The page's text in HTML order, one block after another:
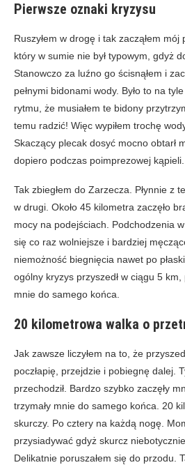
Pierwsze oznaki kryzysu
Ruszyłem w drogę i tak zacząłem mój
który w sumie nie był typowym, gdyż
Stanowczo za luźno go ścisnąłem i
pełnymi bidonami wody. Było to na
rytmu, że musiałem te bidony
temu radzić! Więc wypiłem trochę
Skaczący plecak dosyć mocno obtarł
dopiero podczas poimprezowej kąpieli.
Tak zbiegłem do Zarzecza. Płynnie z
w drugi. Około 45 kilometra zaczęło
mocy na podejściach. Podchodzenia
się co raz wolniejsze i bardziej
niemożność biegnięcia nawet po
ogólny kryzys przyszedł w ciągu 5
mnie do samego końca.
20 kilometrowa walka o
Jak zawsze liczyłem na to, że
poczłapię, przejdzie i pobiegnę dalej.
przechodził. Bardzo szybko zaczęły
trzymały mnie do samego końca. 20
skurczy. Po cztery na każdą nogę.
przysiadywać gdyż skurcz
Delikatnie poruszałem się do przodu.